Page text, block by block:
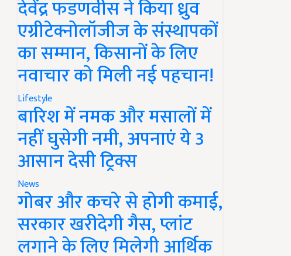
देवेंद्र फडणवीस ने किया ध्रुव
एग्रीटेक्नोलॉजीज के संस्थापकों
का सम्मान, किसानों के लिए
नवाचार को मिली नई पहचान!
Lifestyle
बारिश में नमक और मसालों में
नहीं घुसेगी नमी, अपनाएं ये 3
आसान देसी ट्रिक्स
News
गोबर और कचरे से होगी कमाई,
सरकार खरीदेगी गैस, प्लांट
लगाने के लिए मिलेगी आर्थिक